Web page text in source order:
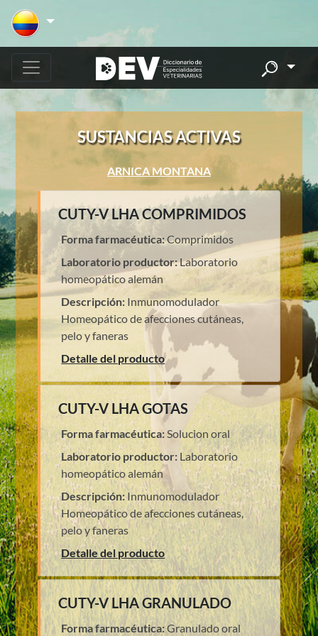
SUSTANCIAS ACTIVAS
ARNICA MONTANA
CUTY-V LHA COMPRIMIDOS
Forma farmacéutica:Comprimidos
Laboratorio productor:Laboratorio
homeopático alemán
Descripción: Inmunomodulador
Homeopático de afecciones cutáneas,
pelo y faneras
Detalle del producto
CUTY-V LHA GOTAS
Forma farmacéutica:Solucion oral
Laboratorio productor: Laboratorio
homeopático alemán
Descripción:Inmunomodulador
Homeopático de afecciones cutáneas,
pelo y faneras
Detalle del producto
CUTY-V LHA GRANULADO
Forma farmacéutica:Granulado oral